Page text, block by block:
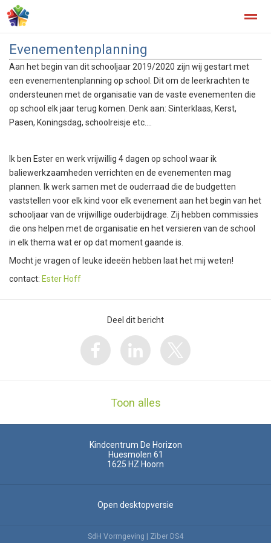
Home Zoeken Nieuws Agenda
Evenementenplanning
Aan het begin van dit schooljaar 2019/2020 zijn wij gestart met
een evenementenplanning op school. Dit om de leerkrachten te
ondersteunen met de organisatie van de vaste evenementen die
op school elk jaar terug komen. Denk aan: Sinterklaas, Kerst,
Pasen, Koningsdag, schoolreisje etc….
Ik ben Ester en werk vrijwillig 4 dagen op school waar ik
baliewerkzaamheden verrichten en de evenementen mag
plannen. Ik werk samen met de ouderraad die de budgetten
vaststellen voor elk kind voor elk evenement aan het begin van het
schooljaar van de vrijwillige ouderbijdrage. Zij hebben commissies
die ons helpen met de organisatie en het versieren van de school
in elk thema wat er op dat moment gaande is.
Mocht je vragen of leuke ideeën hebben laat het mij weten!
contact: Ester Hoff
Deel dit bericht
Toon alles
Kindcentrum De Horizon
Huesmolen 61
1625 HZ Hoorn
Open desktopversie
SdH Vormgeving | Ziber DS4